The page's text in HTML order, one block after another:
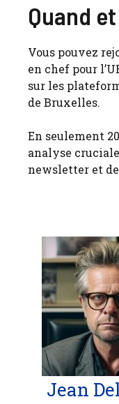
Quand
Vous pouvez
en chef pour
sur les
de Bruxelles.
En seulement
analyse
newsletter et
Jean